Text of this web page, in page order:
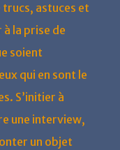
astuces et
la prise de
soient
qui en sont le
S’initier à
une interview,
un objet